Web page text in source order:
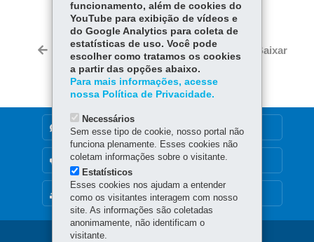
Fa
ce
bo
ok
Tw
itt
er
W
ha
ts
Ap
p
Voltar Início Imprimir Baixar
MAPA DO SITE
DENUNCIE CORRUPÇÃO
OUVIDORIA
funcionamento, além de cookies do
YouTube para exibição de vídeos e
do Google Analytics para coleta de
estatísticas de uso. Você pode
escolher como tratamos os cookies
a partir das opções abaixo.
Para mais informações, acesse
nossa Política de Privacidade.
Necessários
Sem esse tipo de cookie, nosso portal não
funciona plenamente. Esses cookies não
coletam informações sobre o visitante.
Estatísticos
Esses cookies nos ajudam a entender
como os visitantes interagem com nosso
site. As informações são coletadas
anonimamente, não identificam o
visitante.